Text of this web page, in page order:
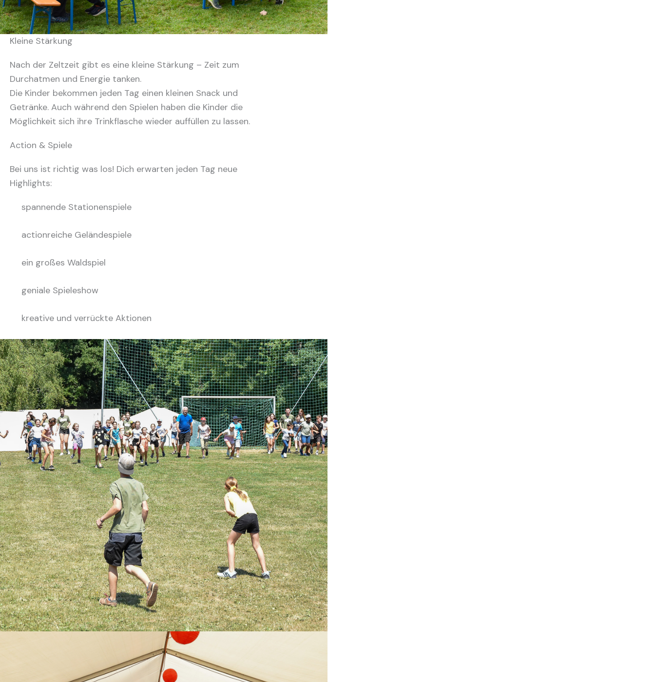
Kleine Stärkung
Nach der Zeltzeit gibt es eine kleine Stärkung – Zeit zum
Durchatmen und Energie tanken.
Die Kinder bekommen jeden Tag einen kleinen Snack und
Getränke. Auch während den Spielen haben die Kinder die
Möglichkeit sich ihre Trinkflasche wieder auffüllen zu lassen.
Action & Spiele
Bei uns ist richtig was los! Dich erwarten jeden Tag neue
Highlights:
spannende Stationenspiele
actionreiche Geländespiele
ein großes Waldspiel
geniale Spieleshow
kreative und verrückte Aktionen